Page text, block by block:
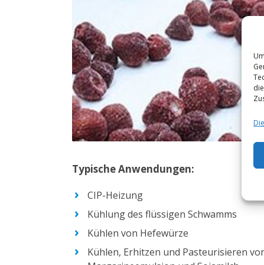
Typische Anwendungen:
CIP-Heizung
Kühlung des flüssigen Schwamms
Kühlen von Hefewürze
Kühlen, Erhitzen und Pasteurisieren